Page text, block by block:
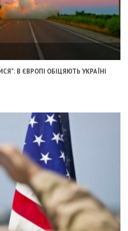
В ЄВРОПІ ОБІЦЯЮТЬ УКРАЇНІ